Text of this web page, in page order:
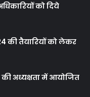
को दिये
की तैयारियों को लेकर
अध्यक्षता में आयोजित